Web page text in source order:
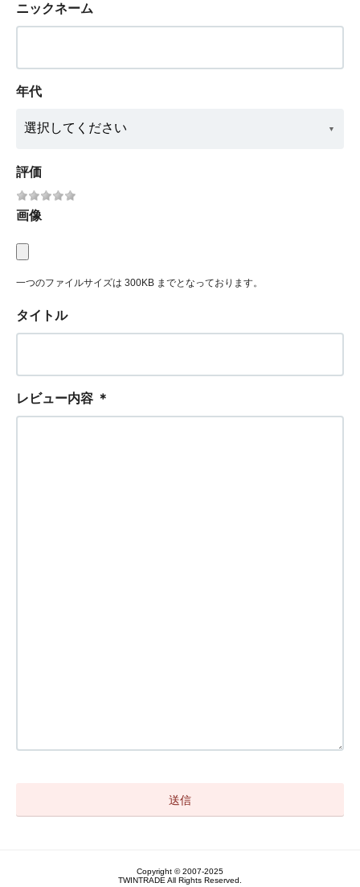
ニックネーム
年代
評価
画像
一つのファイルサイズは 300KB までとなっております。
タイトル
レビュー内容 ＊
Copyright © 2007-2025
TWINTRADE All Rights Reserved.